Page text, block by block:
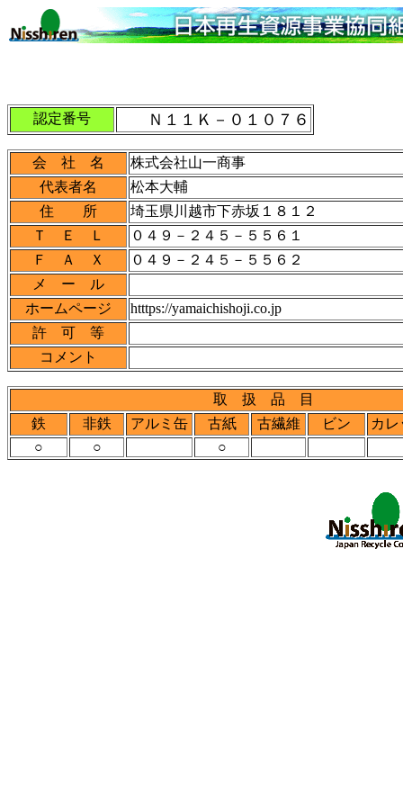
認定番号 Ｎ１１Ｋ－０１０７６
会 社 名
株式会社山一商事
代表者名
松本大輔
住 所
埼玉県川越市下赤坂１８１２
Ｔ Ｅ Ｌ
０４９－２４５－５５６１
Ｆ Ａ Ｘ
０４９－２４５－５５６２
メ ー ル
ホームページ
htttps://yamaichishoji.co.jp
許 可 等
コメント
取 扱 品 目
鉄
非鉄 アルミ缶 古紙 古繊維 ビン
カレ
○
○ ○